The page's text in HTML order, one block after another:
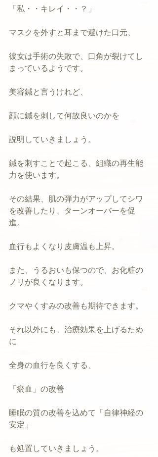
「私・・キレイ・・？」
マスクを外すと耳まで避けた口元、
彼女は手術の失敗で、口角が裂けてし
まっているようです。
美容鍼と言うけれど、
顔に鍼を刺して何故良いのかを
説明していきましょう。
鍼を刺すことで起こる、組織の再生能
力を使います。
その結果、肌の弾力がアップしてシワ
を改善したり、ターンオーバーを促
進。
血行もよくなり皮膚温も上昇。
また、うるおいも保つので、お化粧の
ノリが良くなります。
クマやくすみの改善も期待できます。
それ以外にも、治療効果を上げるため
に
全身の血行を良くする、
「瘀血」の改善
睡眠の質の改善を込めて「自律神経の
安定」
も処置していきましょう。